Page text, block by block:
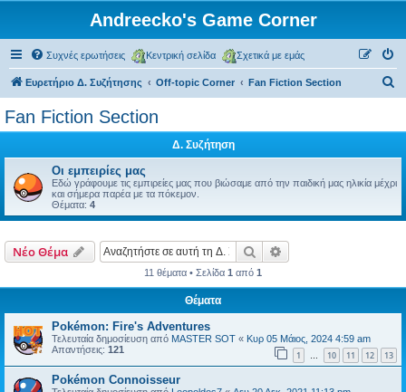
Andreecko's Game Corner
Συχνές ερωτήσεις Κεντρική σελίδα Σχετικά με εμάς
Ευρετήριο Δ. Συζήτησης Off-topic Corner Fan Fiction Section
τ
Fan Fiction Section
Δ. Συζήτηση
Οι εμπειρίες μας
Εδώ γράφουμε τις εμπιρείες μας που βιώσαμε από την παιδική μας ηλικία μέχρι
και σήμερα παρέα με τα πόκεμον.
Θέματα: 4
Νέο Θέμα Αναζήτηση
11 θέματα • Σελίδα 1 από 1
Θέματα
Pokémon: Fire's Adventures
Τελευταία δημοσίευση από MASTER SOT « Κυρ 05 Μάιος, 2024 4:59 am
Απαντήσεις: 121 1 … 10 11 12 13
Pokémon Connoisseur